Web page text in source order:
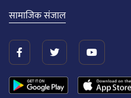
सामाजिक संजाल